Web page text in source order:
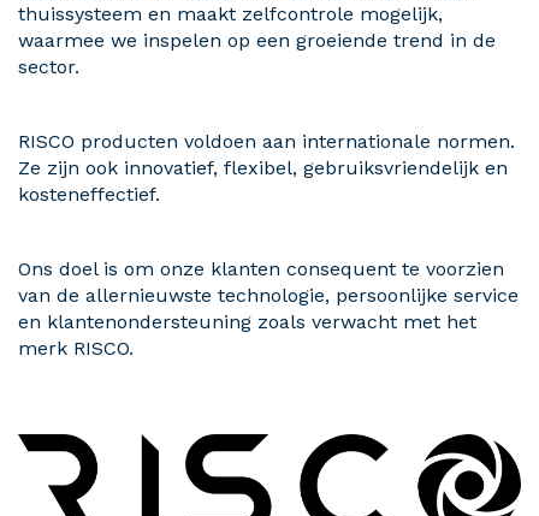
thuissysteem en maakt zelfcontrole mogelijk,
waarmee we inspelen op een groeiende trend in de
sector.
RISCO producten voldoen aan internationale normen.
Ze zijn ook innovatief, flexibel, gebruiksvriendelijk en
kosteneffectief.
Ons doel is om onze klanten consequent te voorzien
van de allernieuwste technologie, persoonlijke service
en klantenondersteuning zoals verwacht met het
merk RISCO.